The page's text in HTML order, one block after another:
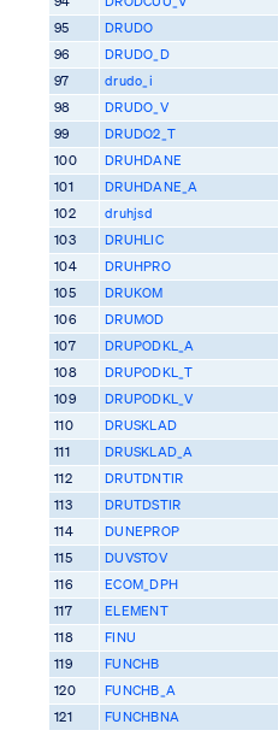
95
DRUDO
96
DRUDO_D
97
drudo_i
98
DRUDO_V
99
DRUDO2_T
100
DRUHDANE
101
DRUHDANE_A
102
druhjsd
103
DRUHLIC
104
DRUHPRO
105
DRUKOM
106
DRUMOD
107
DRUPODKL_A
108
DRUPODKL_T
109
DRUPODKL_V
110
DRUSKLAD
111
DRUSKLAD_A
112
DRUTDNTIR
113
DRUTDSTIR
114
DUNEPROP
115
DUVSTOV
116
ECOM_DPH
117
ELEMENT
118
FINU
119
FUNCHB
120
FUNCHB_A
121
FUNCHBNA